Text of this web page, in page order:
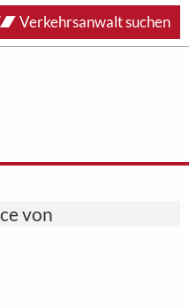
von
Verkehrsanwalt suchen